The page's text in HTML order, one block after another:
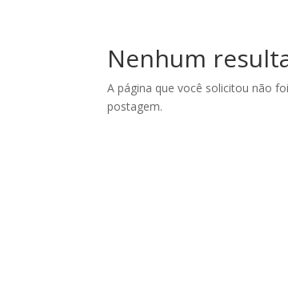
Nenhum
A página que você solicitou não
postagem.